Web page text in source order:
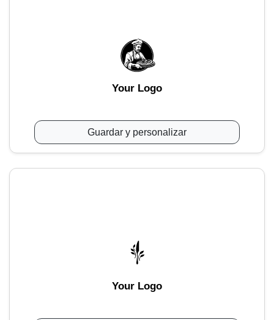
Your Logo
Guardar y personalizar
Your Logo